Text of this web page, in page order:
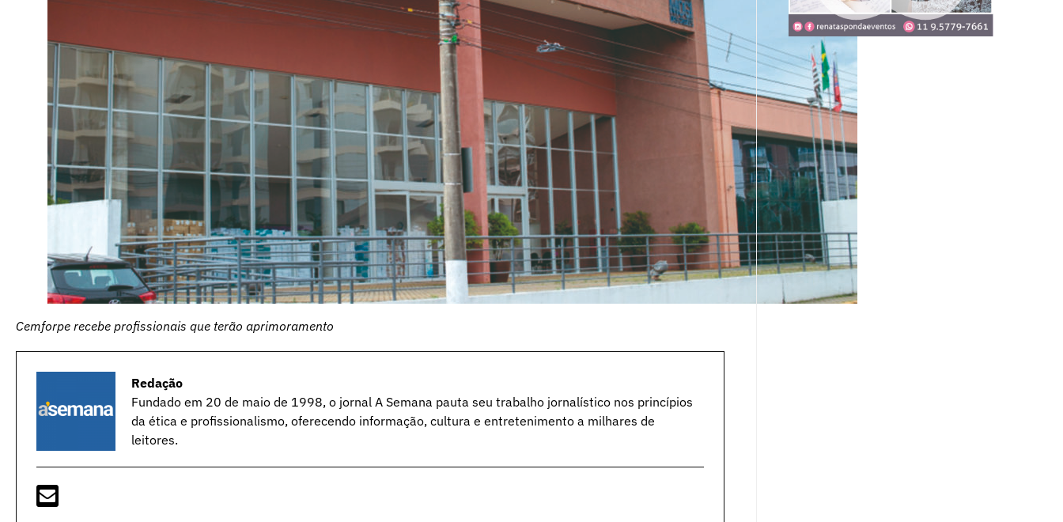
Cemforpe recebe profissionais que terão aprimoramento
Redação
Fundado em 20 de maio de 1998, o jornal A Semana pauta seu trabalho jornalístico nos princípios
da ética e profissionalismo, oferecendo informação, cultura e entretenimento a milhares de
leitores.